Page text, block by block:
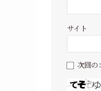
サイト
次回の